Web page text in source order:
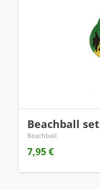
Beachball set
Beachball
7,95 €